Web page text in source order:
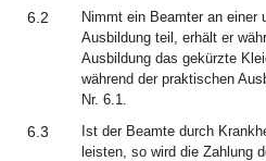
6.2
Nimmt ein Beamter an einer
Ausbildung teil, erhält er
Ausbildung das gekürzte
während der praktischen
Nr. 6.1.
6.3
Ist der Beamte durch
leisten, so wird die Zahlung